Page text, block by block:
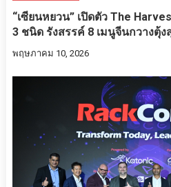
“เซียนหยวน” เปิดตัว The
3 ชนิด รังสรรค์ 8 เมนูจีนกวางตุ้ง
พฤษภาคม 10, 2026